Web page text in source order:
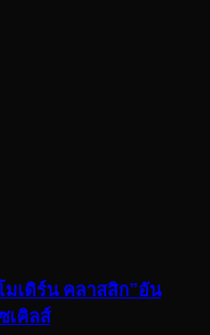
เดิร์น คลาสสิก”อัน
เคิลส์